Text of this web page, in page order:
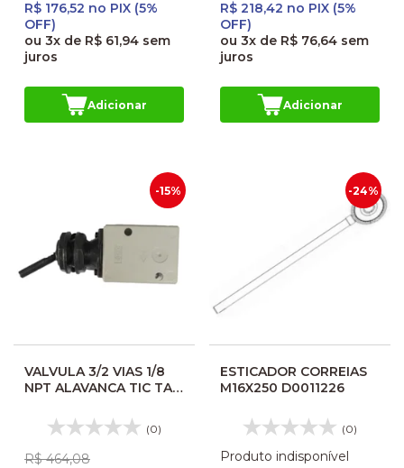
R$ 176,52 no PIX (5%
OFF)
ou 3x de R$ 61,94 sem
juros
Adicionar
R$ 218,42 no PIX (5%
OFF)
ou 3x de R$ 76,64 sem
juros
Adicionar
-15%
VALVULA 3/2 VIAS 1/8
NPT ALAVANCA TIC TAC
ESTICADOR CORREIA
AR CONDICIONADO
IRIZAR AH3100087BRA
(0)
R$ 464,08
-24%
ESTICADOR CORREIAS
M16X250 D0011226
(0)
Produto indisponível